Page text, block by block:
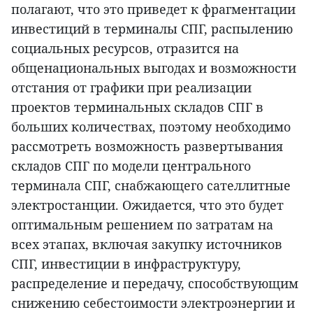
полагают, что это приведет к фрагментации
инвестиций в терминалы СПГ, распылению
социальных ресурсов, отразится на
общенациональных выгодах и возможности
отстания от графики при реализации
проектов терминальных складов СПГ в
больших количествах, поэтому необходимо
рассмотреть возможность развертывания
складов СПГ по модели центрального
терминала СПГ, снабжающего сателлитные
электростанции. Ожидается, что это будет
оптимальным решением по затратам на
всех этапах, включая закупку источников
СПГ, инвестиции в инфраструктуру,
распределение и передачу, способствующим
снижению себестоимости электроэнергии и